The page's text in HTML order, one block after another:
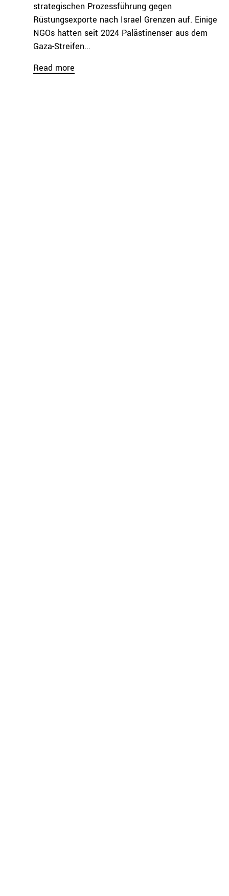
strategischen Prozessführung gegen
Rüstungsexporte nach Israel Grenzen auf. Einige
NGOs hatten seit 2024 Palästinenser aus dem
Gaza-Streifen...
Read more